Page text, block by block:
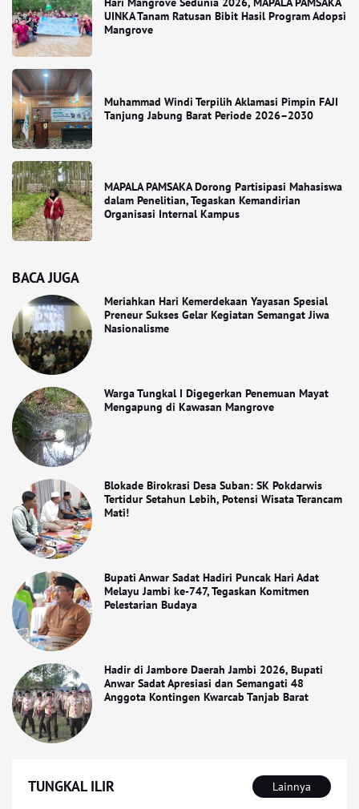
UINKA Tanam Ratusan Bibit Hasil Program Adopsi
Mangrove
Muhammad Windi Terpilih Aklamasi Pimpin FAJI
Tanjung Jabung Barat Periode 2026–2030
MAPALA PAMSAKA Dorong Partisipasi Mahasiswa
dalam Penelitian, Tegaskan Kemandirian
Organisasi Internal Kampus
BACA JUGA
Meriahkan Hari Kemerdekaan Yayasan Spesial
Preneur Sukses Gelar Kegiatan Semangat Jiwa
Nasionalisme
Warga Tungkal I Digegerkan Penemuan Mayat
Mengapung di Kawasan Mangrove
Blokade Birokrasi Desa Suban: SK Pokdarwis
Tertidur Setahun Lebih, Potensi Wisata Terancam
Mati!
Bupati Anwar Sadat Hadiri Puncak Hari Adat
Melayu Jambi ke-747, Tegaskan Komitmen
Pelestarian Budaya
Hadir di Jambore Daerah Jambi 2026, Bupati
Anwar Sadat Apresiasi dan Semangati 48
Anggota Kontingen Kwarcab Tanjab Barat
TUNGKAL ILIR Lainnya